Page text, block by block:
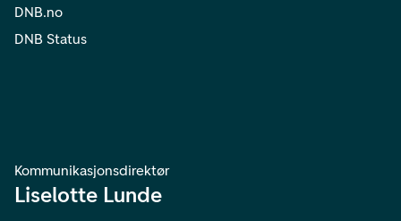
DNB.no
DNB Status
Kommunikasjonsdirektør
Liselotte Lunde